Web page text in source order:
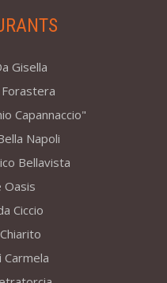
Gisella
Capannaccio"
Napoli
Bellavista
Oasis
Ciccio